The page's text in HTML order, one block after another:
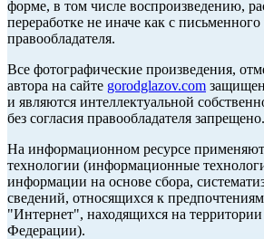
форме, в том числе воспроизведению,
переработке не иначе как с
правообладателя.
Все фотографические произведения,
автора на сайте gorodglazov.com
и являются интеллектуальной
без согласия правообладателя запрещено.
На информационном ресурсе
технологии (информационные
информации на основе сбора,
сведений, относящихся к предпочтениям
"Интернет", находящихся на
Федерации).